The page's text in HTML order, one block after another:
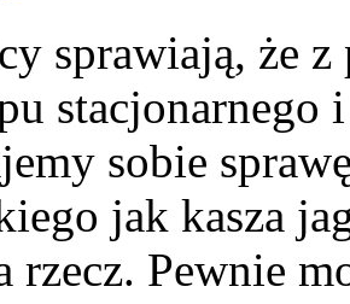
sprawiają, że
stacjonarnego
sobie
jak kasza
rzecz. Pewnie